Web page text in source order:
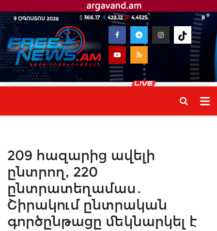
9 ՕԳՈՍՏՈՍ 2026 8 o
366.17 422.12 4.4525
209 հազարից ավելի
ընտրող, 220
ընտրատեղամաս․
Շիրակում ընտրական
գործընթացը մեկնարկել է